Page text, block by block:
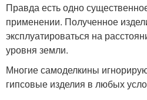
Правда есть одно
применении. Полученное
эксплуатироваться на
уровня земли.
Многие самоделкины
гипсовые изделия в любых